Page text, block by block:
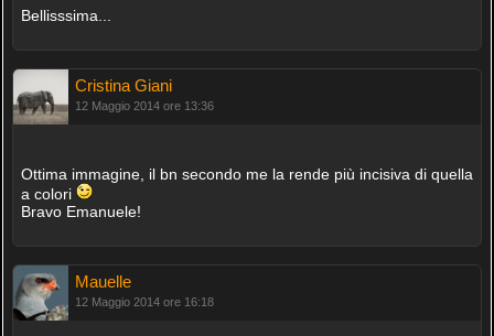
Bellisssima...
Cristina Giani
12 Maggio 2014 ore 13:36
Ottima immagine, il bn secondo me la rende più incisiva di quella
a colori
Bravo Emanuele!
Mauelle
12 Maggio 2014 ore 16:18